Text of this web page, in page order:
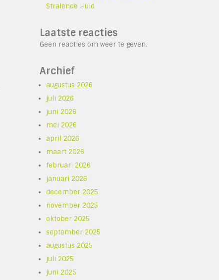
Stralende Huid
Laatste reacties
Geen reacties om weer te geven.
Archief
augustus 2026
juli 2026
juni 2026
mei 2026
april 2026
maart 2026
februari 2026
januari 2026
december 2025
november 2025
oktober 2025
september 2025
augustus 2025
juli 2025
juni 2025